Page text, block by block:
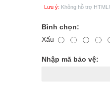
Lưu ý: Không hỗ trợ HTML!
Bình chọn:
Xấu
Nhập mã bảo vệ: